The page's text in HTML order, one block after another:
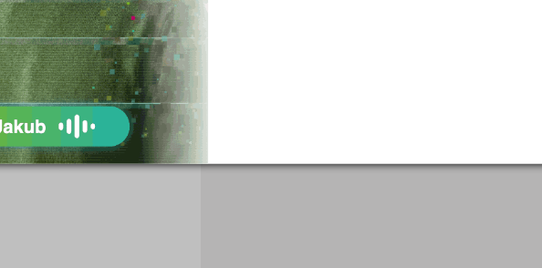
339 Kč
Objednat
331 Kč
Objednat